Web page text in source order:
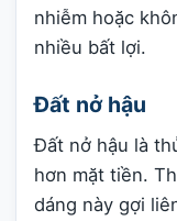
nhiễm hoặc
nhiều bất lợi.
Đất nở hậu
Đất nở hậu là
hơn mặt tiền.
dáng này gợi